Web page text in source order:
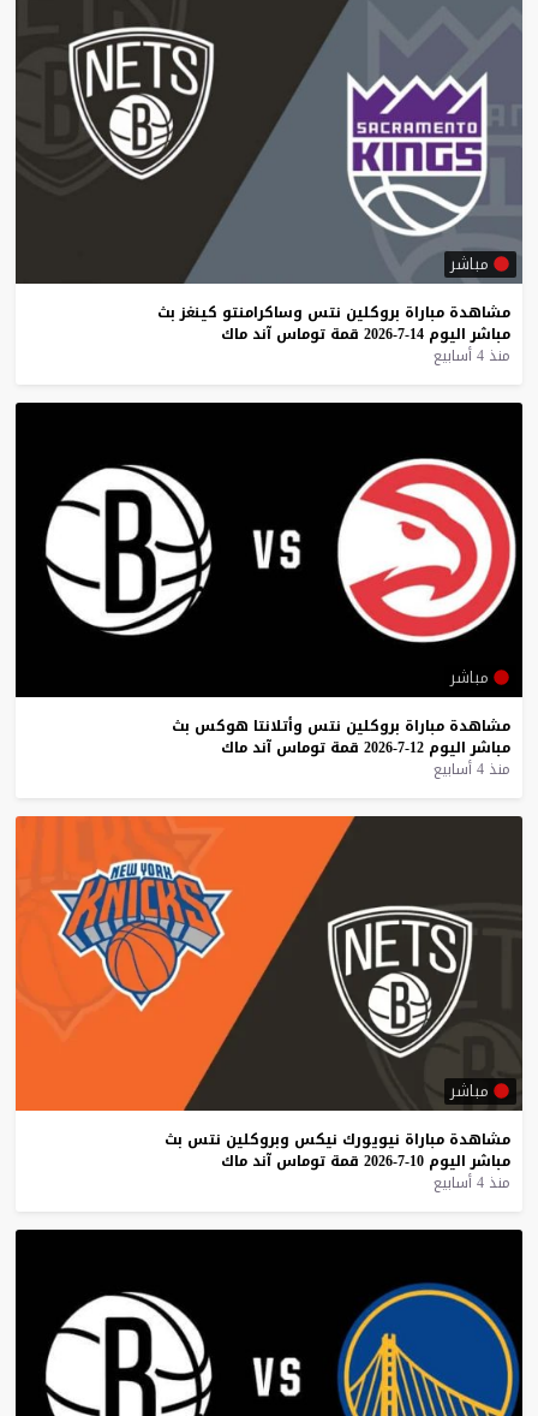
مباشر
مشاهدة مباراة بروكلين نتس وساكرامنتو كينغز بث
مباشر اليوم 14-7-2026 قمة توماس آند ماك
منذ 4 أسابيع
مباشر
مشاهدة مباراة بروكلين نتس وأتلانتا هوكس بث
مباشر اليوم 12-7-2026 قمة توماس آند ماك
منذ 4 أسابيع
مباشر
مشاهدة مباراة نيويورك نيكس وبروكلين نتس بث
مباشر اليوم 10-7-2026 قمة توماس آند ماك
منذ 4 أسابيع